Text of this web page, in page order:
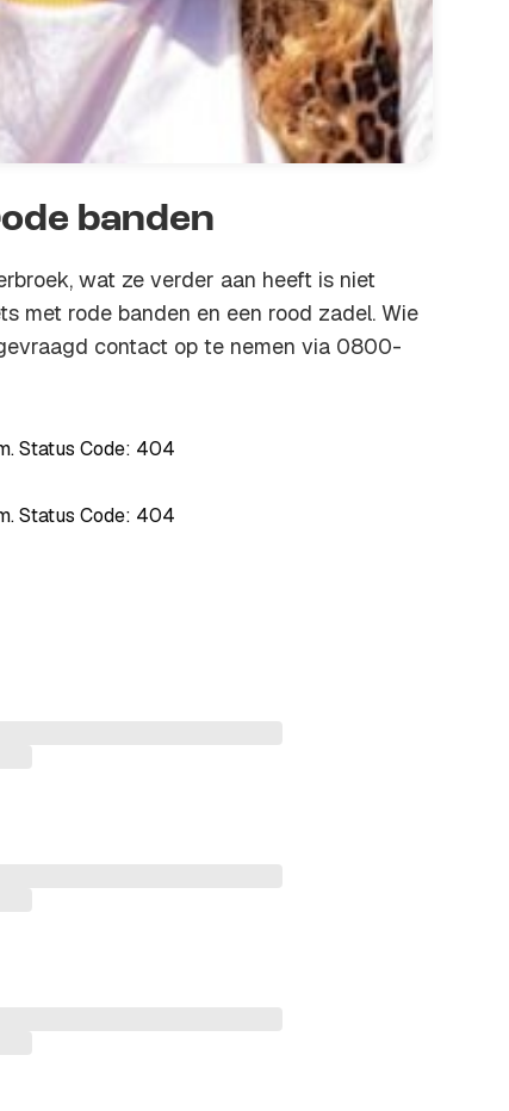
banden
wat ze verder aan heeft is niet
met rode banden en een rood zadel. Wie
contact op te nemen via 0800-
Status Code: 404
Status Code: 404